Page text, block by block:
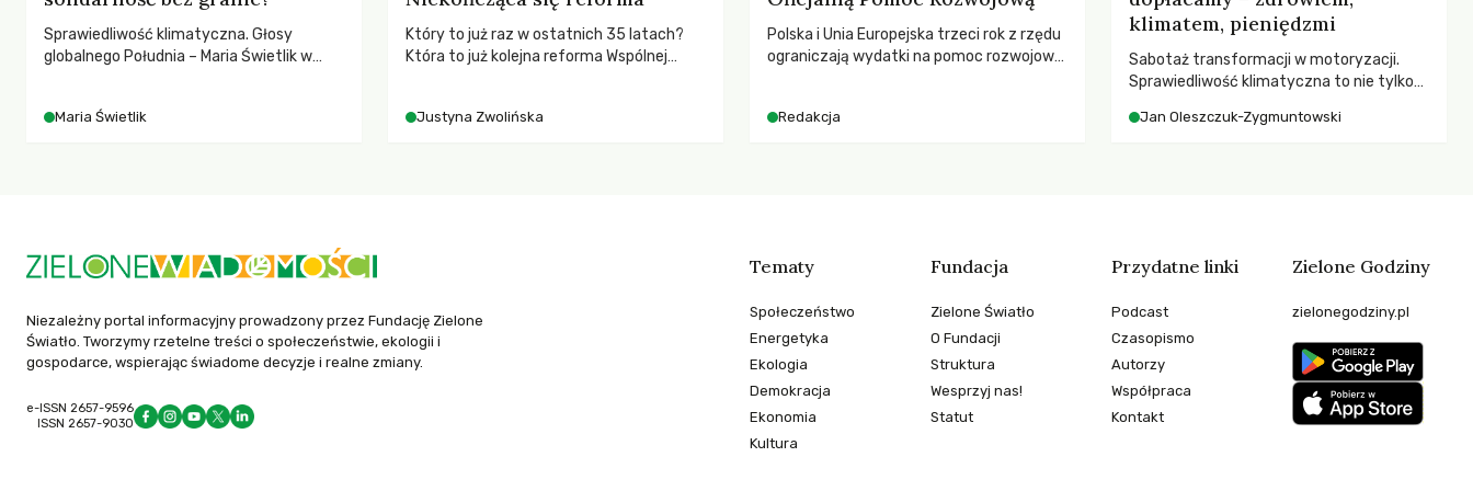
Sprawiedliwość klimatyczna. Głosy
globalnego Południa – Maria Świetlik w
Maria Świetlik
Który to już raz w ostatnich 35 latach?
Która to już kolejna reforma Wspólnej
społeczne?
Justyna Zwolińska
Polska i Unia Europejska trzeci rok z rzędu
ograniczają wydatki na pomoc rozwojową
dla krajów najbardziej potrzebujących, a
Redakcja
klimatem, pieniędzmi
Sabotaż transformacji w motoryzacji.
Sprawiedliwość klimatyczna to nie tylko
ponosi konsekwencje globalnego
Jan Oleszczuk-Zygmuntowski
Niezależny portal informacyjny prowadzony przez Fundację Zielone
Światło. Tworzymy rzetelne treści o społeczeństwie, ekologii i
gospodarce, wspierając świadome decyzje i realne zmiany.
e-ISSN 2657-9596
ISSN 2657-9030
Tematy
Społeczeństwo
Energetyka
Ekologia
Demokracja
Ekonomia
Kultura
Fundacja
Zielone Światło
O Fundacji
Struktura
Wesprzyj nas!
Statut
Przydatne linki
Podcast
Czasopismo
Autorzy
Współpraca
Kontakt
Zielone Godziny
zielonegodziny.pl